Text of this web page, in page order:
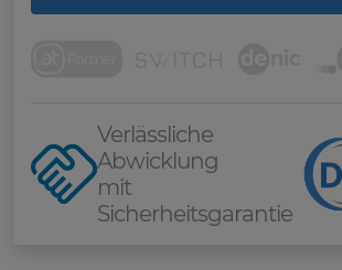
Verlässliche
Abwicklung
mit
Sicherheitsgarantie